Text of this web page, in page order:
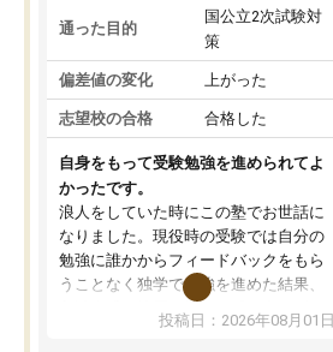
通った目的
国公立2次試験対
策
偏差値の変化 上がった
志望校の合格 合格した
自身をもって受験勉強を進められてよ
かったです。
浪人をしていた時にこの塾でお世話に
なりました。現役時の受験では自分の
勉強に誰かからフィードバックをもら
うことなく独学で勉強を進めた結果、
入試本番に地歴の学習が間に合わず不
合格となってしまいました。その経験
投稿日：2026年08月01日